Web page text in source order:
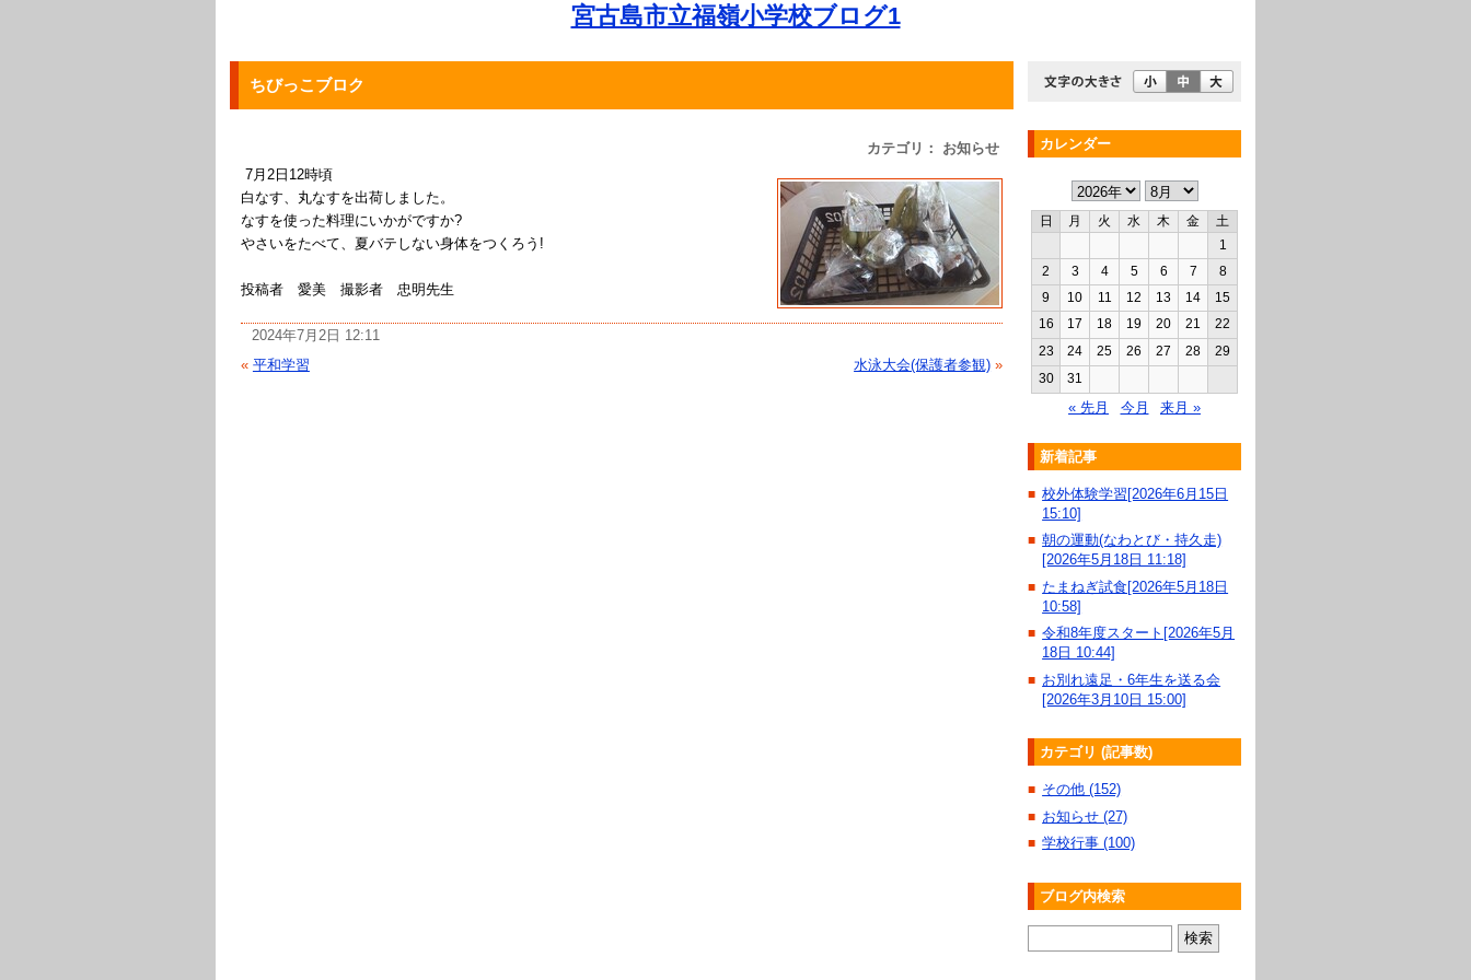
宮古島市立福嶺小学校ブログ1
ちびっこブロク
カテゴリ： お知らせ
7月2日12時頃
白なす、丸なすを出荷しました。
なすを使った料理にいかがですか?
やさいをたべて、夏バテしない身体をつくろう!
投稿者 愛美 撮影者 忠明先生
2024年7月2日 12:11
« 平和学習 水泳大会(保護者参観) »
カレンダー
日 月 火 水 木 金
土
1
2
3 4 5 6 7
8
9
10 11 12 13 14
15
16
17 18 19 20 21
22
23
24 25 26 27 28
29
30
31
« 先月 今月 来月 »
新着記事
■ 校外体験学習[2026年6月15日
15:10]
■ 朝の運動(なわとび・持久走)
[2026年5月18日 11:18]
■ たまねぎ試食[2026年5月18日
10:58]
■ 令和8年度スタート[2026年5月
18日 10:44]
■ お別れ遠足・6年生を送る会
[2026年3月10日 15:00]
カテゴリ (記事数)
■ その他 (152)
■ お知らせ (27)
■ 学校行事 (100)
ブログ内検索